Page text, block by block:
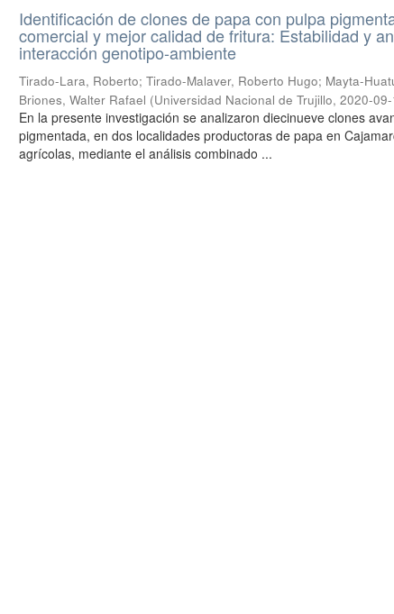
Identificación de clones de papa con pulpa
comercial y mejor calidad de fritura: Estabilidad y
interacción genotipo-ambiente
Tirado-Lara, Roberto;Tirado-Malaver, Roberto Hugo; Mayta-
Briones, Walter Rafael (Universidad Nacional de Trujillo,2020-
En la presente investigación se analizaron diecinueve clones
pigmentada, en dos localidades productoras de papa en
agrícolas, mediante el análisis combinado ...